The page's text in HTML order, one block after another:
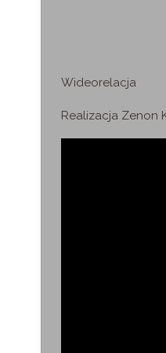
Wideorelacja
Realizacja Zenon